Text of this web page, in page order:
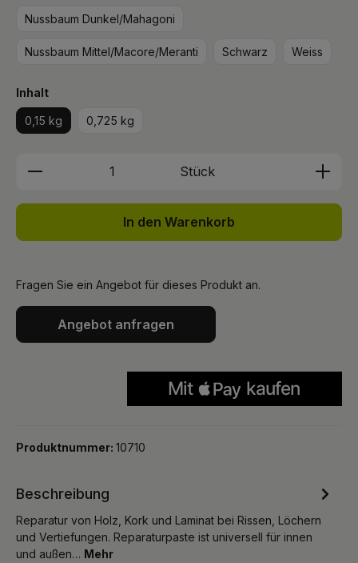
Nussbaum Dunkel/Mahagoni
Nussbaum Mittel/Macore/Meranti Schwarz Weiss
Inhaltauswählen
0,15 kg 0,725 kg
Produkt Anzahl: Gib den
Stück
In den Warenkorb
Fragen Sie ein Angebot für dieses Produkt an.
Angebot anfragen
Produktnummer: 10710
Beschreibung
Reparatur von Holz, Kork und Laminat bei Rissen, Löchern
und Vertiefungen. Reparaturpaste ist universell für innen
und außen… Mehr